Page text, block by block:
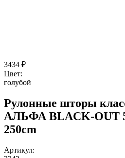
3434 ₽
Цвет:
голубой
Рулонные шторы
АЛЬФА BLACK-OUT
250cm
Артикул: